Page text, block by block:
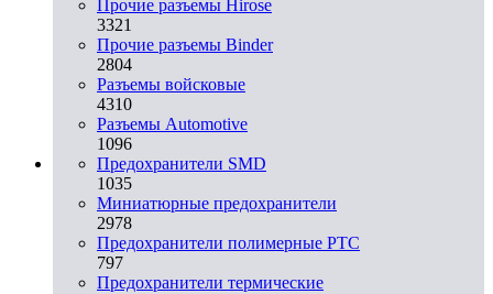
Прочие разъемы Hirose
3321
Прочие разъемы Binder
2804
Разъемы войсковые
4310
Разъeмы Automotive
1096
Предохранители SMD
1035
Миниатюрные предохранители
2978
Предохранители полимерные PTC
797
Предохранители термические